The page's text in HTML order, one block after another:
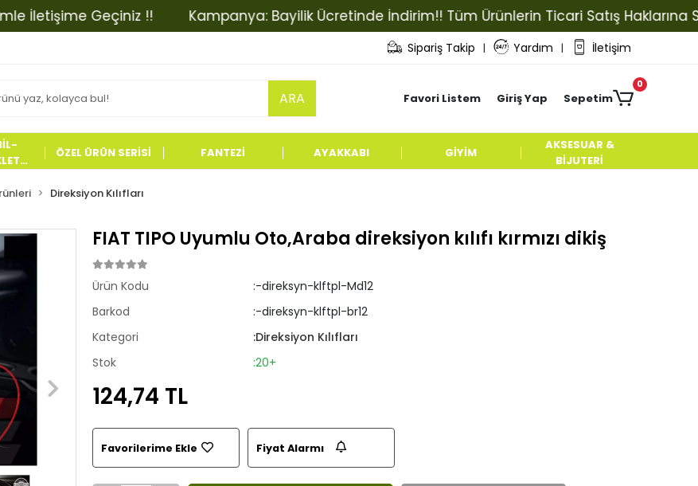
Geçiniz !! Kampanya: Bayilik Ücretinde İndirim!! Tüm Ürünlerin Ticari Satış Haklarına
Sipariş Takip | Yardım | İletişim
ARA Favori Listem Giriş Yap Sepetim
0
ÖZEL ÜRÜN SERİSİ FANTEZİ AYAKKABI GİYİM
AKSESUAR &
BİJUTERİ
Direksiyon Kılıfları
FIAT TIPO Uyumlu Oto,Araba direksiyon kılıfı kırmızı dikiş
Ürün Kodu
:-direksyn-klftpl-Md12
Barkod
:-direksyn-klftpl-br12
Kategori
:Direksiyon Kılıfları
Stok
:20+
124,74 TL
Favorilerime Ekle Fiyat Alarmı